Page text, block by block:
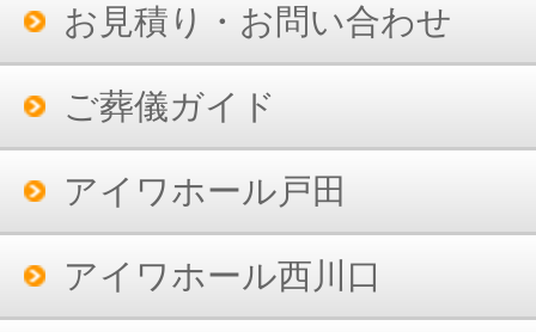
お見積り・お問い合わせ
ご葬儀ガイド
アイワホール戸田
アイワホール西川口